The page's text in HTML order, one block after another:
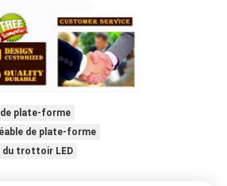
plate-forme
de plate-forme
du trottoir LED